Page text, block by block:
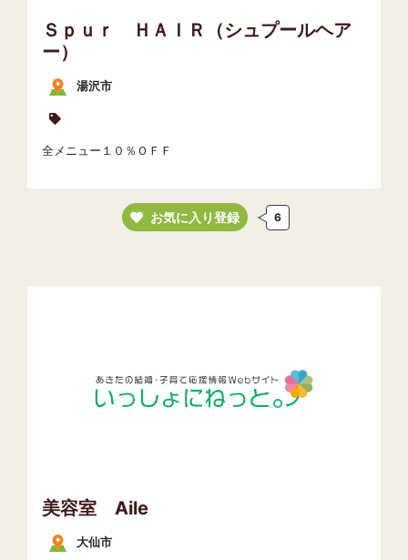
Ｓｐｕｒ ＨＡＩＲ（シュプールヘア
ー）
湯沢市
全メニュー１０％ＯＦＦ
お気に入り登録 6
美容室 Aile
大仙市